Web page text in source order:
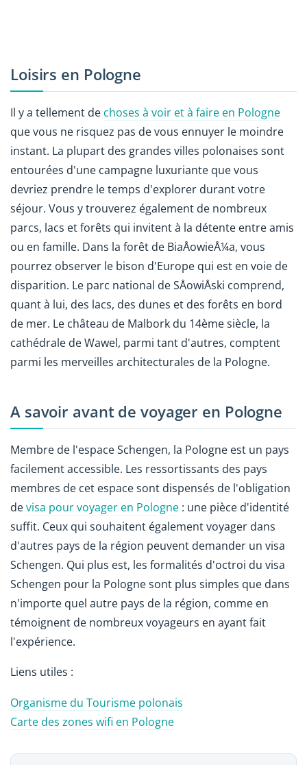
Loisirs en Pologne
Il y a tellement de choses à voir et à faire en Pologne
que vous ne risquez pas de vous ennuyer le moindre
instant. La plupart des grandes villes polonaises sont
entourées d'une campagne luxuriante que vous
devriez prendre le temps d'explorer durant votre
séjour. Vous y trouverez également de nombreux
parcs, lacs et forêts qui invitent à la détente entre amis
ou en famille. Dans la forêt de BiaÅowieÅ¼a, vous
pourrez observer le bison d'Europe qui est en voie de
disparition. Le parc national de SÅowiÅski comprend,
quant à lui, des lacs, des dunes et des forêts en bord
de mer. Le château de Malbork du 14ème siècle, la
cathédrale de Wawel, parmi tant d'autres, comptent
parmi les merveilles architecturales de la Pologne.
A savoir avant de voyager en Pologne
Membre de l'espace Schengen, la Pologne est un pays
facilement accessible. Les ressortissants des pays
membres de cet espace sont dispensés de l'obligation
devisa pour voyager en Pologne : une pièce d'identité
suffit. Ceux qui souhaitent également voyager dans
d'autres pays de la région peuvent demander un visa
Schengen. Qui plus est, les formalités d'octroi du visa
Schengen pour la Pologne sont plus simples que dans
n'importe quel autre pays de la région, comme en
témoignent de nombreux voyageurs en ayant fait
l'expérience.
Liens utiles :
Organisme du Tourisme polonais
Carte des zones wifi en Pologne